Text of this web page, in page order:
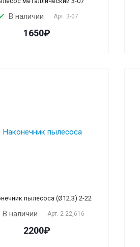
В наличии Арт. 3-07
1650₽
пылесоса (Ø12.3) 2-22
В наличии Арт. 2-22,616
2200₽